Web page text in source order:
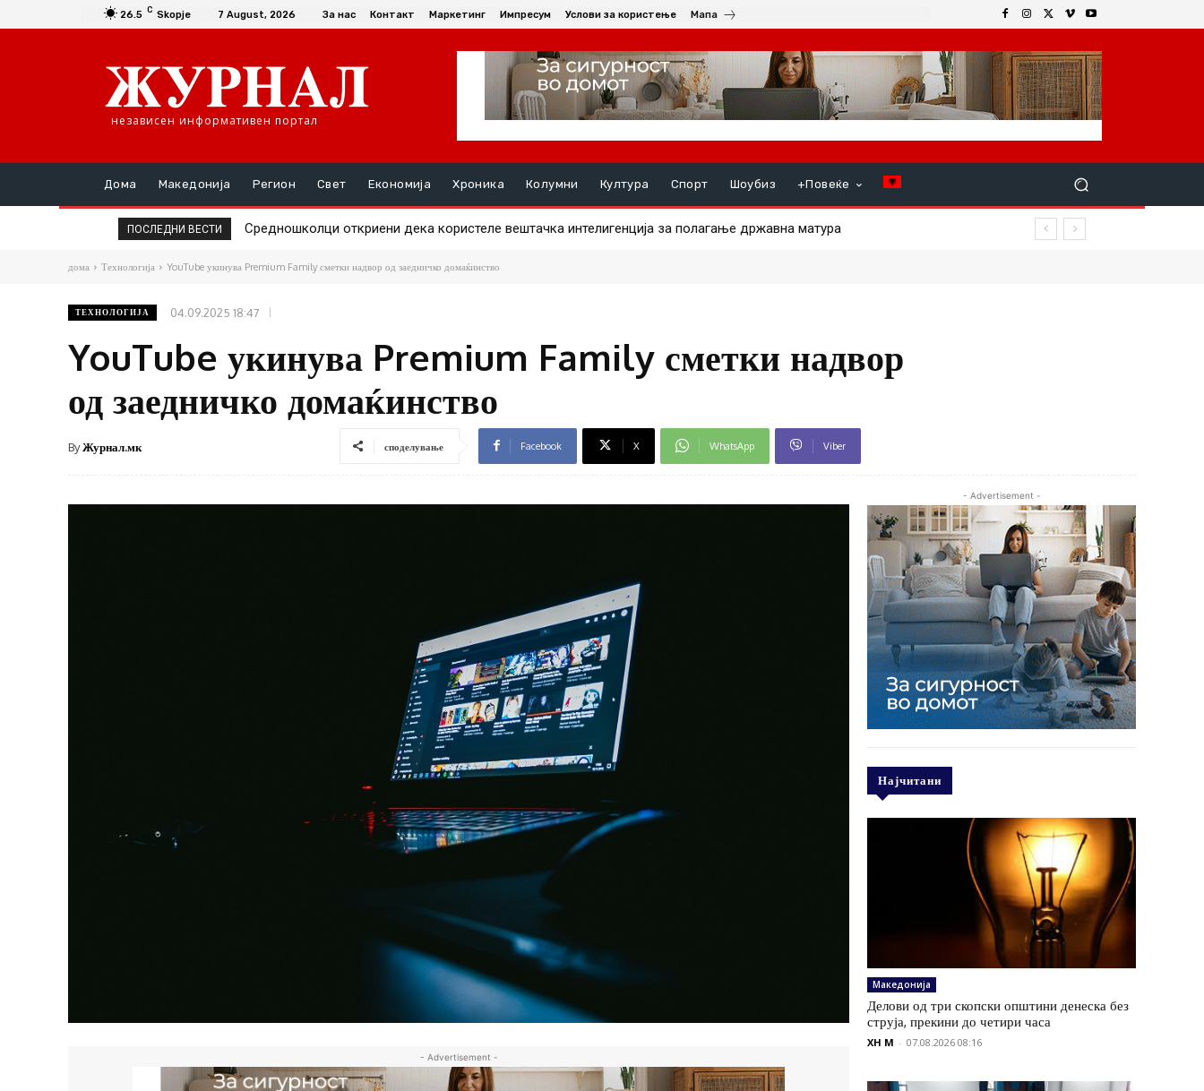
26.5 C Skopje 7 August, 2026 За нас Контакт Маркетинг Импресум Услови за користење Мапа
независен информативен портал
Дома Македонија Регион Свет Економија Хроника Колумни Култура Спорт Шоубиз +Повеќе
ПОСЛЕДНИ ВЕСТИ Средношколци откриени дека користеле вештачка интелигенција за полагање државна матура
Единаесет општини сè уште им должат пари на избирачките одбори за ланските избори
дома Технологија YouTube укинува Premium Family сметки надвор од заедничко домаќинство
ТЕХНОЛОГИЈА 04.09.2025 18:47
YouTube укинува Premium Family сметки надвор
од заедничко домаќинство
ByЖурнал.мк споделување Facebook X WhatsApp Viber
- Advertisement -
- Advertisement -
Најчитани
Македонија
Делови од три скопски општини денеска без
струја, прекини до четири часа
XH M - 07.08.2026 08:16